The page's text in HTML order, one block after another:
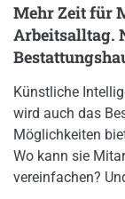
Mehr Zeit für
Arbeitsalltag.
Künstliche
wird auch das
Möglichkeiten
Wo kann sie
vereinfachen?